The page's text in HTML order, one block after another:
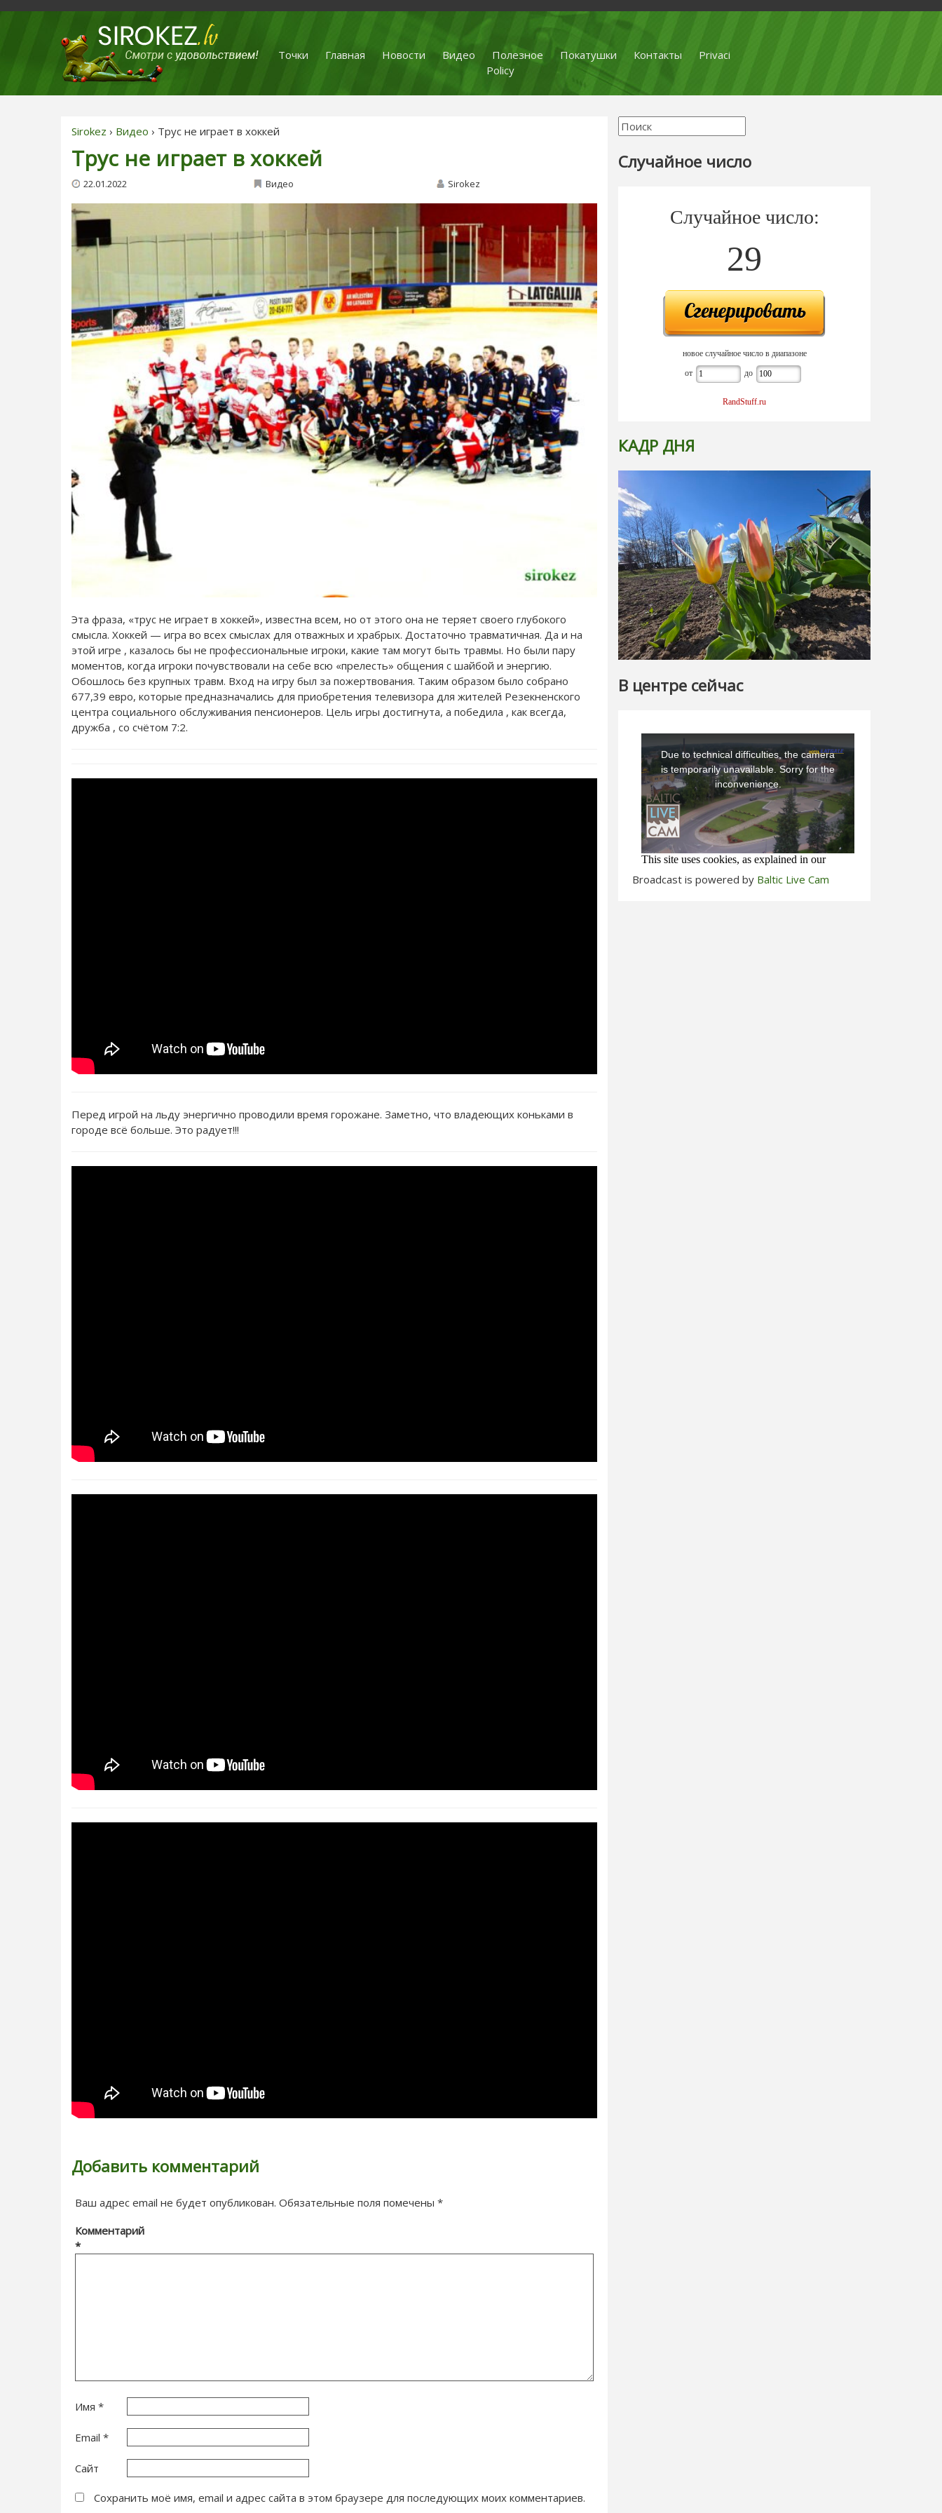
Точки Главная Новости Видео Полезное Покатушки Контакты
Privaci
Policy
Sirokez › Видео › Трус не играет в хоккей
Трус не играет в хоккей
22.01.2022 Видео Sirokez
Эта фраза, «трус не играет в хоккей», известна всем, но от этого она не теряет своего глубокого
смысла. Хоккей — игра во всех смыслах для отважных и храбрых. Достаточно травматичная. Да и на
этой игре , казалось бы не профессиональные игроки, какие там могут быть травмы. Но были пару
моментов, когда игроки почувствовали на себе всю «прелесть» общения с шайбой и энергию.
Обошлось без крупных травм. Вход на игру был за пожертвования. Таким образом было собрано
677,39 евро, которые предназначались для приобретения телевизора для жителей Резекненского
центра социального обслуживания пенсионеров. Цель игры достигнута, а победила , как всегда,
дружба , со счётом 7:2.
Перед игрой на льду энергично проводили время горожане. Заметно, что владеющих коньками в
городе всё больше. Это радует!!!
Добавить комментарий
Ваш адрес email не будет опубликован. Обязательные поля помечены *
Комментарий
*
Имя *
Email *
Сайт
Сохранить моё имя, email и адрес сайта в этом браузере для последующих моих комментариев.
Случайное число
Случайное число:
29
новое случайное число в диапазоне
от до
RandStuff.ru
КАДР ДНЯ
В центре сейчас
Broadcast is powered by Baltic Live Cam